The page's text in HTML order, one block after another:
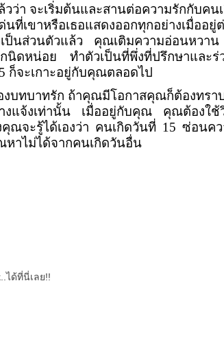
ว่า จะเริ่มต้นและสานต่อความรักกับคน
ที่เขาหรือเธอแสดงออกทุกอย่างเมื่ออ
เป็นส่วนตัวแล้ว คุณเติมความอ่อนหวา
นิดหน่อย ทำตัวเป็นที่พึ่งที่ปรึกษาและร่
ก็จะเกาะอยู่กับคุณตลอดไป
งบทบาทรัก ถ้าคุณมีโอกาสคุณก็ต้องทรา
งแจ้งเท่านั้น เมื่ออยู่กับคุณ คุณต้องใช้
จะรู้ได้เองว่า คนเกิดวันที่ 15 ซ่อนคว
าไม่ได้จากคนเกิดวันอื่น
ได้ที่นี่เลย!!